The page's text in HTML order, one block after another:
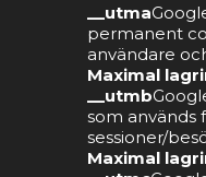
__utma
permanent
användare
Maximal
__utmb
som används
sessioner/
Maximal